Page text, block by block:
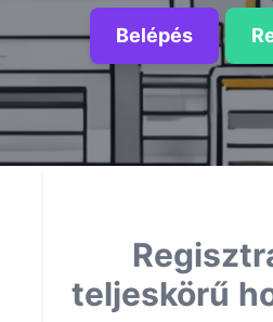
Belépés
teljeskörű